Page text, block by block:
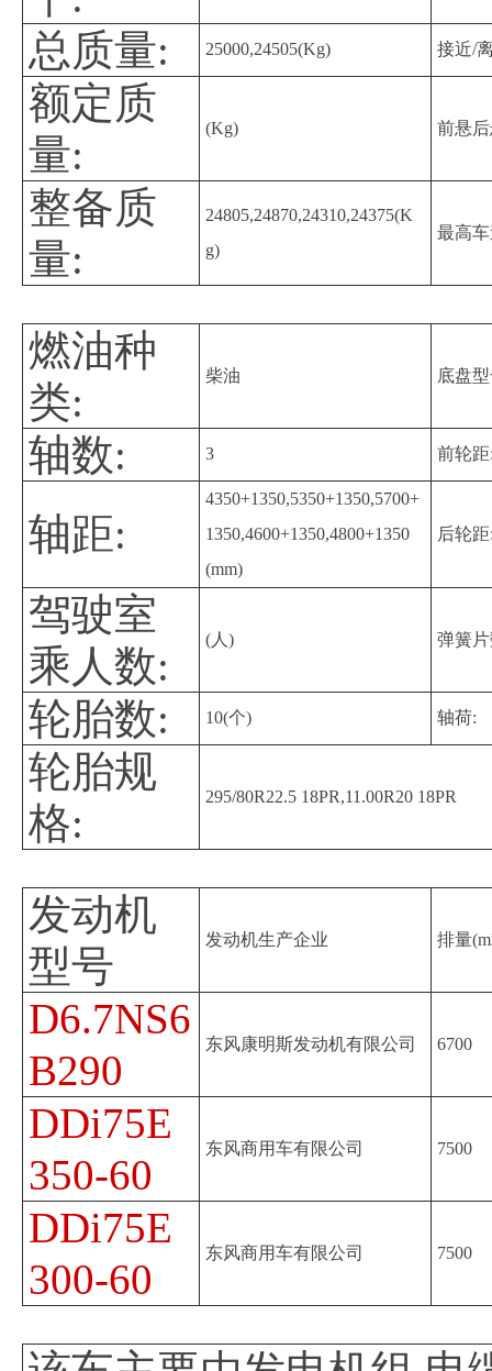
总质量: 25000,24505(Kg) 接近/
额定质
量:
(Kg) 前悬
整备质
量:
24805,24870,24310,24375(K
g)
最高
燃油种
类:
柴油 底盘
轴数: 3 前轮
轴距:
4350+1350,5350+1350,5700+
1350,4600+1350,4800+1350
(mm)
后轮
驾驶室
乘人数:
(人) 弹簧
轮胎数: 10(个) 轴荷:
轮胎规
格:
295/80R22.5 18PR,11.00R20 18PR
发动机
型号
发动机生产企业 排量
D6.7NS6
B290
东风康明斯发动机有限公司 6700
DDi75E
350-60
东风商用车有限公司 7500
DDi75E
300-60
东风商用车有限公司 7500